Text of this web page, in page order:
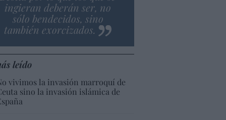
ingieran deberán ser, no
sólo bendecidos, sino
también exorcizados.
leído
vivimos la invasión marroquí de
sino la invasión islámica de